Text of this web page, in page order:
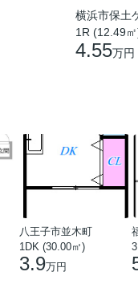
横浜市保土
1R (12.49
4.55万円
八王子市並木町
1DK (30.00㎡)
3.9万円